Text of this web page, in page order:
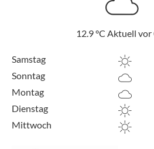
12.9°C Aktuell vor
Samstag
Sonntag
Montag
Dienstag
Mittwoch